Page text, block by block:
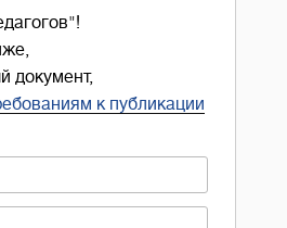
документ,
к публикации